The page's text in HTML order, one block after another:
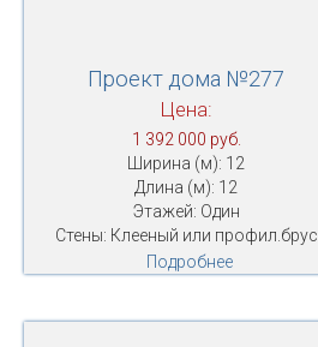
Проект дома №277
Цена:
1 392 000 руб.
Ширина (м): 12
Длина (м): 12
Этажей: Один
Стены: Клееный или профил.брус
Подробнее